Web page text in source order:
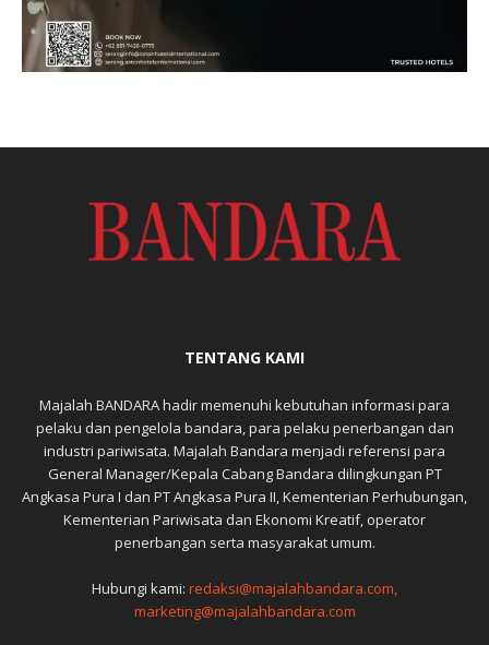
TENTANG KAMI
Majalah BANDARA hadir memenuhi kebutuhan informasi para
pelaku dan pengelola bandara, para pelaku penerbangan dan
industri pariwisata. Majalah Bandara menjadi referensi para
General Manager/Kepala Cabang Bandara dilingkungan PT
Angkasa Pura I dan PT Angkasa Pura II, Kementerian Perhubungan,
Kementerian Pariwisata dan Ekonomi Kreatif, operator
penerbangan serta masyarakat umum.
Hubungi kami: redaksi@majalahbandara.com,
marketing@majalahbandara.com